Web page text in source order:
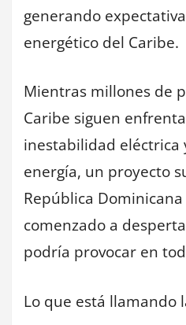
generando
energético del Caribe.
Mientras millones de
Caribe siguen
inestabilidad eléctrica
energía, un proyecto
República
comenzado a
podría provocar en
Lo que está llamando